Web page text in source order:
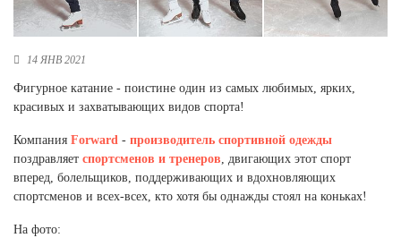
Новосибирская область (3)
Республика Башкортостан (3)
Ростовская область (2)
Самарская область (1)
Свердловская область (5)
14 ЯНВ 2021
Фигурное катание - поистине один из самых любимых, ярких,
красивых и захватывающих видов спорта!
Компания Forward - производитель спортивной одежды
поздравляет спортсменов и тренеров , двигающих этот спорт
вперед, болельщиков, поддерживающих и вдохновляющих
спортсменов и всех-всех, кто хотя бы однажды стоял на коньках!
На фото: